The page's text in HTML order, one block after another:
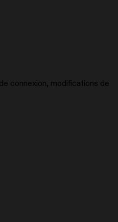
connexion, modifications de